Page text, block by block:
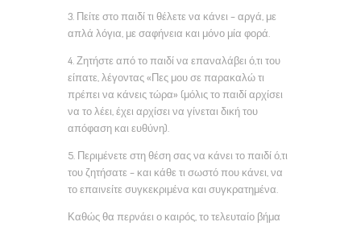
3. Πείτε στο παιδί τι θέλετε να κάνει – αργά, με
απλά λόγια, με σαφήνεια και μόνο μία φορά.
4. Ζητήστε από το παιδί να επαναλάβει ό,τι του
είπατε, λέγοντας «Πες μου σε παρακαλώ τι
πρέπει να κάνεις τώρα» (μόλις το παιδί αρχίσει
να το λέει, έχει αρχίσει να γίνεται δική του
απόφαση και ευθύνη).
5. Περιμένετε στη θέση σας να κάνει το παιδί ό,τι
του ζητήσατε – και κάθε τι σωστό που κάνει, να
το επαινείτε συγκεκριμένα και συγκρατημένα.
Καθώς θα περνάει ο καιρός, το τελευταίο βήμα